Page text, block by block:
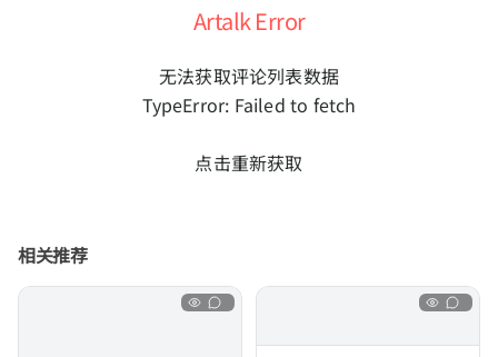
Artalk Error
无法获取评论列表数据
TypeError: Failed to fetch
点击重新获取
相关推荐